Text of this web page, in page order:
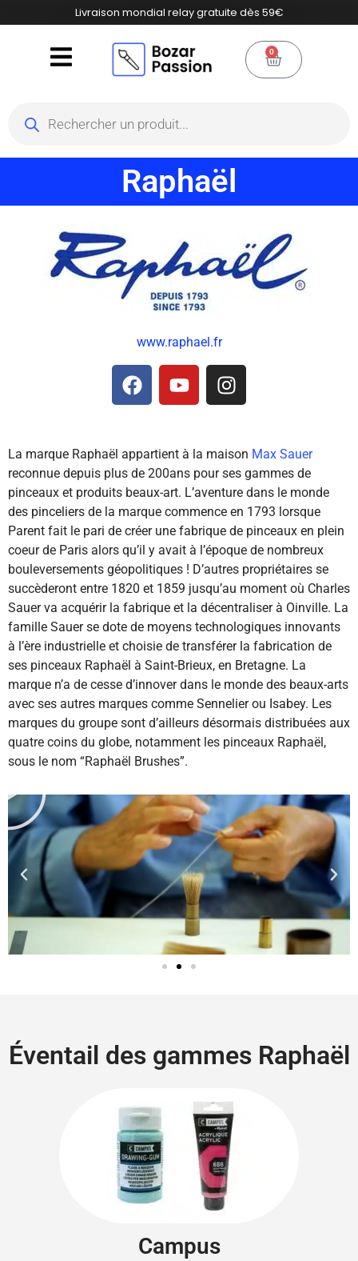
Livraison mondial relay gratuite dès 59€
0
Raphaël
www.raphael.fr
La marque Raphaël appartient à la maison Max Sauer
reconnue depuis plus de 200ans pour ses gammes de
pinceaux et produits beaux-art. L’aventure dans le monde
des pinceliers de la marque commence en 1793 lorsque
Parent fait le pari de créer une fabrique de pinceaux en plein
coeur de Paris alors qu’il y avait à l’époque de nombreux
bouleversements géopolitiques ! D’autres propriétaires se
succèderont entre 1820 et 1859 jusqu’au moment où Charles
Sauer va acquérir la fabrique et la décentraliser à Oinville. La
famille Sauer se dote de moyens technologiques innovants
à l’ère industrielle et choisie de transférer la fabrication de
ses pinceaux Raphaël à Saint-Brieux, en Bretagne. La
marque n’a de cesse d’innover dans le monde des beaux-arts
avec ses autres marques comme Sennelier ou Isabey. Les
marques du groupe sont d’ailleurs désormais distribuées aux
quatre coins du globe, notamment les pinceaux Raphaël,
sous le nom “Raphaël Brushes”.
Éventail des gammes Raphaël
Campus